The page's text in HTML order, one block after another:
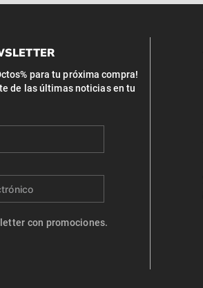
para tu próxima compra!
de las últimas noticias en tu
con promociones.